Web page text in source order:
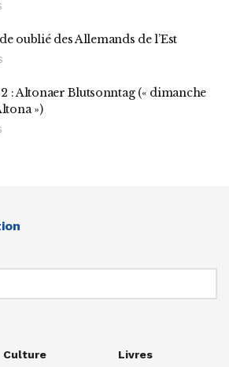
oublié des Allemands de l’Est
: Altonaer Blutsonntag (« dimanche
»)
Culture
Livres